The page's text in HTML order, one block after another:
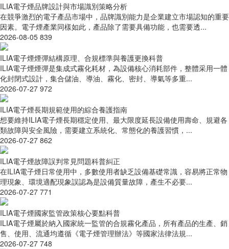
ILIA電子煙品牌設計與市場識別策略分析
在競爭激烈的電子產品市場中，品牌識別能力是企業建立市場認知的重要
因素。電子煙產業同樣如此，產品除了需要具備功能，也需要透...
2026-08-05 839
ILIA電子煙煙彈結構原理、合規標準與養護更換科普
ILIA電子煙煙彈是集成式霧化耗材，為設備核心消耗部件，整體采用一體
化封閉式設計，集合儲油、導油、霧化、密封、導氣等多重...
2026-07-27 972
ILIA電子煙長期規範使用的綜合養護指南
想要維持ILIA電子煙長期穩定使用、最大限度延長設備使用壽命、規避各
類故障與安全風險，需要建立系統化、常態化的養護習慣，...
2026-07-27 862
ILIA電子煙故障誤判常見問題科普糾正
在ILIA電子煙日常使用中，多數使用者缺乏設備基礎常識，容易將正常物
理現象、環境適配現象誤認為是設備質量故障，產生不必要...
2026-07-27 771
ILIA電子煙國家監管政策核心要點科普
ILIA電子煙屬於納入國家統一監管的合規霧化產品，所有產品的生產、銷
售、使用、流通均遵循《電子煙管理辦法》等國家法律法規...
2026-07-27 748